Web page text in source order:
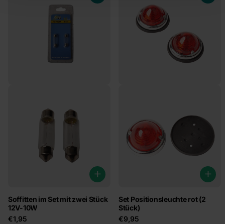
Soffitten im Set mit zwei Stück
12V-10W
€1,95
Set Positionsleuchte rot (2
Stück)
€9,95